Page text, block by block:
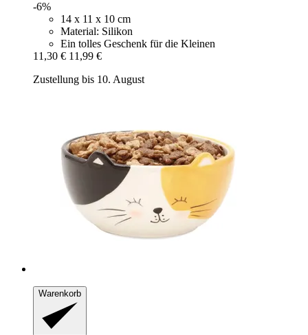
-6%
14 x 11 x 10 cm
Material: Silikon
Ein tolles Geschenk für die Kleinen
11,30 € 11,99 €
Zustellung bis 10. August
Warenkorb